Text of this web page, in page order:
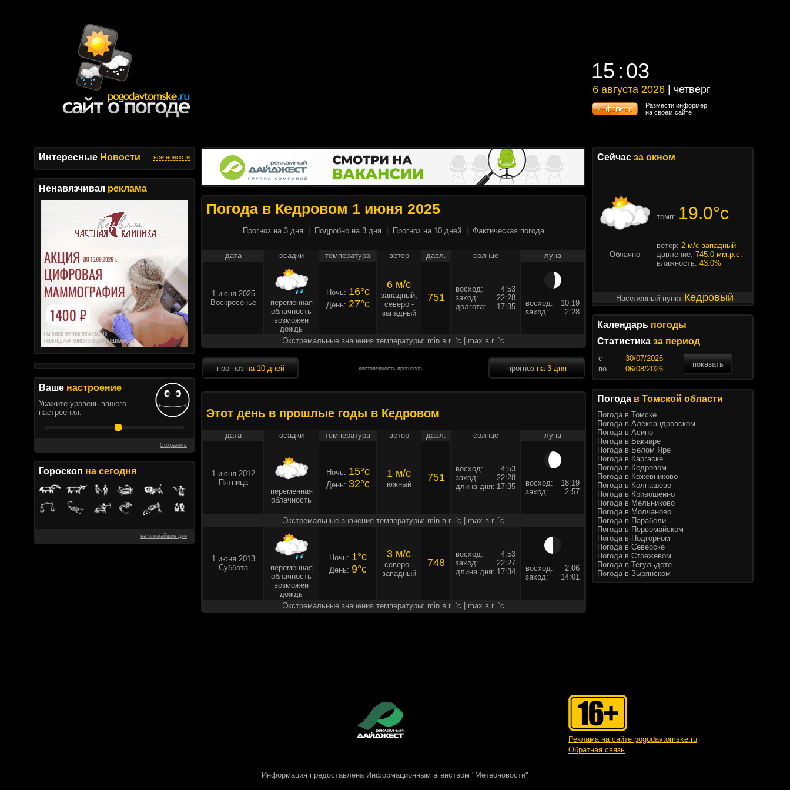
15 03
15 03
6 августа 2026 | четверг
6 августа 2026 | четверг
Размести информер
на своем сайте
Интересные Новости все новости
Ненавязчивая реклама
Ваше настроение
Укажите уровень вашего
настроения:
Сохранить
Гороскоп на сегодня
на ближайшие дни
Погода в Кедровом 1 июня 2025
Прогноз на 3 дня Подробно на 3 дня Прогноз на 10 дней Фактическая погода
дата осадки температура ветер давл. солнце луна
1 июня 2025
Воскресенье
переменная
облачность
возможен
дождь
Ночь: 16°c
День: 27°c
6 м/c
западный,
северо -
западный
751
восход:
4:53
заход:
22:28
долгота:
17:35 восход:
10:19
заход:
2:28
Экстремальные значения температуры: min в г. `c | max в г. `c
прогноз на 10 дней достоверность прогнозов прогноз на 3 дня
Этот день в прошлые годы в Кедровом
дата осадки температура ветер давл. солнце луна
1 июня 2012
Пятница
переменная
облачность
Ночь: 15°c
День: 32°c
1 м/c
южный
751
восход:
4:53
заход:
22:28
длина дня: 17:35 восход:
18:19
заход:
2:57
Экстремальные значения температуры: min в г. `c | max в г. `c
1 июня 2013
Суббота
переменная
облачность
возможен
дождь
Ночь: 1°c
День: 9°c
3 м/c
северо -
западный
748
восход:
4:53
заход:
22:27
длина дня: 17:34 восход:
2:06
заход:
14:01
Экстремальные значения температуры: min в г. `c | max в г. `c
Сейчас за окном
темп: 19.0°c
Облачно
ветер: 2 м/с западный
давление: 745.0 мм.р.с.
влажность: 43.0%
Населенный пункт Кедровый
Календарь погоды
Статистика за период
c
показать
по
Погода в Томской области
Погода в Томске
Погода в Александровском
Погода в Асино
Погода в Бакчаре
Погода в Белом Яре
Погода в Каргаске
Погода в Кедровом
Погода в Кожевниково
Погода в Колпашево
Погода в Кривошеино
Погода в Мельниково
Погода в Молчаново
Погода в Парабели
Погода в Первомайском
Погода в Подгорном
Погода в Северске
Погода в Стрежевом
Погода в Тегульдете
Погода в Зырянском
Реклама на сайте pogodavtomske.ru
Обратная связь
Информация предоставлена Информационным агенством "Метеоновости"